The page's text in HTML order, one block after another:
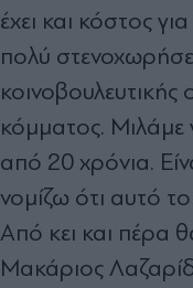
έχει και κόστος
πολύ
κόμματος. Μιλάμε
από 20 χρόνια.
νομίζω ότι αυτό
Από κει και πέρα
Μακάριος